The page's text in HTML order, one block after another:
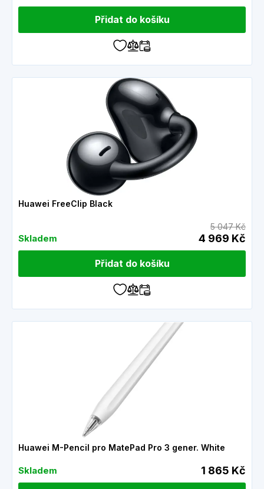
Přidat do košíku
Huawei FreeClip Black
Skladem
5 047 Kč
4 969 Kč
Přidat do košíku
Huawei M-Pencil pro MatePad Pro 3 gener. White
Skladem 1 865 Kč